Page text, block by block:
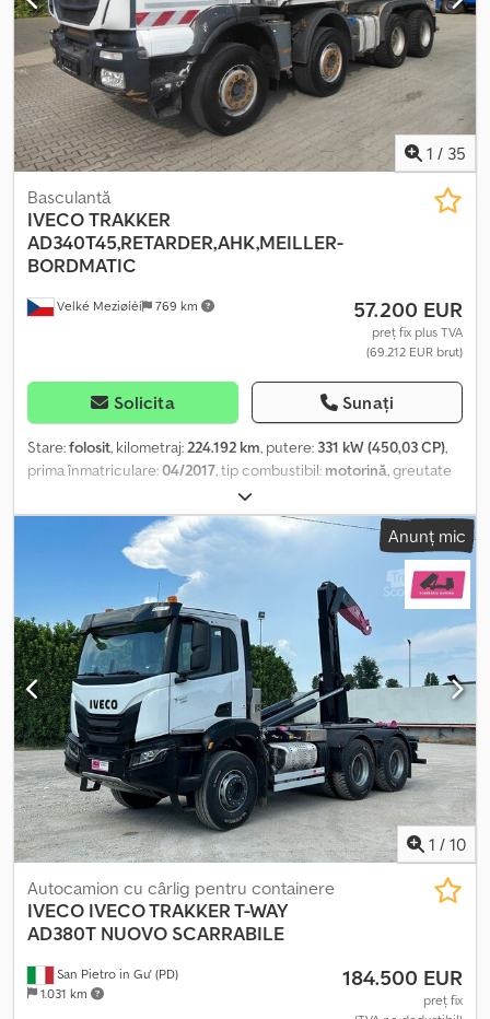
1 / 35
Velké Meziøíèí 769 km
Basculantă
IVECOTRAKKER
AD340T45,RETARDER,AHK,MEILLER-
BORDMATIC
57.200 EUR
preț fix plus TVA
(69.212 EUR brut)
Solicita Sunați
Stare:folosit, kilometraj:224.192 km, putere: 331 kW (450,03 CP),
prima înmatriculare:04/2017, tip combustibil: motorină, greutate
, configurație ax:3 axe
alb, tip de angrenaj:automat, clasă de emisii:Euro 6, lungimea
spațiului de încărcare:5.810 mm
, lățimea spațiului de încărcare:
, înălțime spațiu de încărcare:
ABS, aer
condiționat, program electronic de stabilitate (ESP)
, Iveco
Trakker AD340T45 Prima înmatriculare: 04/2017 Kilometraj: 224.192
km 8x4 450 CP Euro 6 Transmisie automată Intarder Rezervor de
300 l ABS Aer condiționat Pilot automat Blocare diferențial Sistem
hidraulic Cârlig de remorcare 50 mm Suspensie pe arc/arc
Suprastructură Meiller S3 Bordmatic Prelată Platformă de
încărcare: 5810 x 2396 x 1000 mm Chsdszng I Ujpfx Apioa
Anvelope: Axa 1: 385/65 R22.5, adâncime profil 9 mm Axa 2: 385/65
R22.5, adâncime profil 10 mm Axa 3: 315/80 R22.5, adâncime profil
17 mm Axa 4: 315/80 R22.5, adâncime profil 20 mm Greutate totală:
32.000 kg Greutate totală a ansamblului: 60.000 kg
Anunț mic
1 / 10
San Pietro in Gu' (PD)
1.031 km
Autocamion cu cârlig pentru containere
IVECO IVECO TRAKKER T-WAY
AD380T NUOVO SCARRABILE
184.500 EUR
preț fix